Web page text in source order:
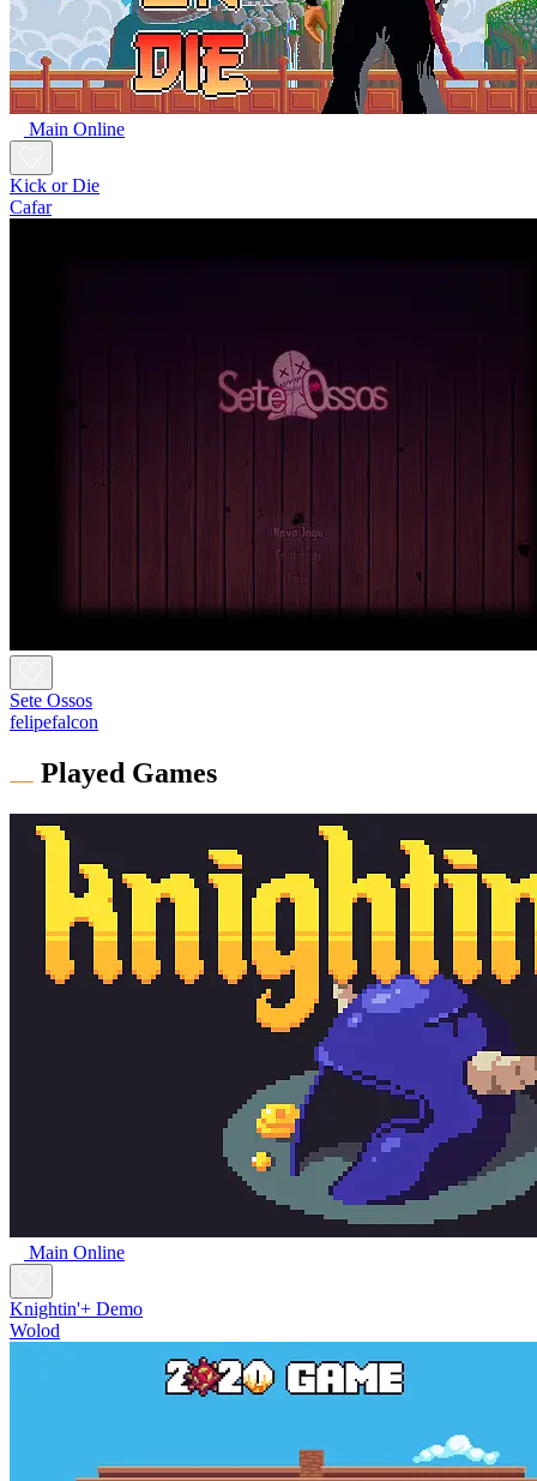
Main Online
Kick or Die
Cafar
Sete Ossos
felipefalcon
Played Games
Main Online
Knightin'+ Demo
Wolod